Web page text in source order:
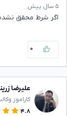
۵ سال پیش
اگر شرط محقق
۰
علیرضا
کاراموز
۴.۸